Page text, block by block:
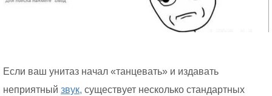
Если ваш унитаз начал «танцевать» и издавать
неприятный звук, существует несколько стандартных